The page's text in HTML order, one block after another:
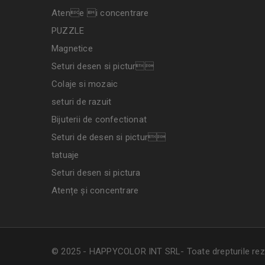
Atene i concentrare
PUZZLE
Magnetice
Seturi desen si pictur
Colaje si mozaic
seturi de razuit
Bijuterii de confectionat
Seturi de desen si pictur
tatuaje
Seturi desen si pictura
Atențe și concentrare
© 2025 - HAPPYCOLOR INT SRL- Toate drepturile